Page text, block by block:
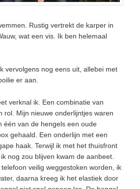
Rustig vertrekt de karper in
wat een vis. Ik ben helemaal
vervolgens nog eens uit, allebei met
er aan.
verknal ik. Een combinatie van
rol. Mijn nieuwe onderlijntjes waren
één van de hengels een oude
gehaald. Een onderlijn met een
haak. Terwijl ik met het thuisfront
nog zou blijven kwam de aanbeet.
veilig weggestoken worden, ik
daarna kreeg ik het elastiek door